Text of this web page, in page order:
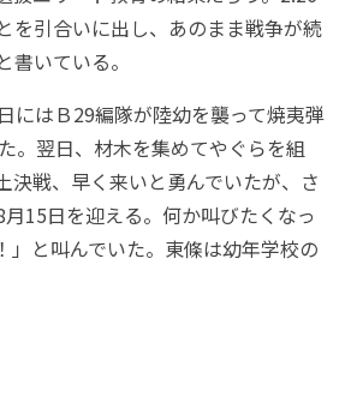
を引合いに出し、あのまま戦争が続
いている。
にはＢ29編隊が陸幼を襲って焼夷弾
。翌日、材木を集めてやぐらを組
戦、早く来いと勇んでいたが、さ
15日を迎える。何か叫びたくなっ
と叫んでいた。東條は幼年学校の